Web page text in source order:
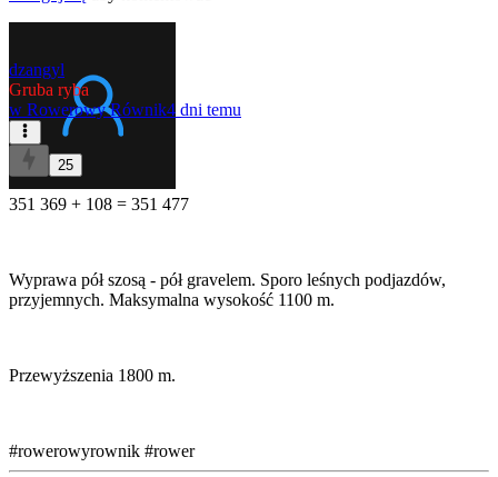
dzangyl
Gruba ryba
w Rowerowy Równik4 dni temu
25
351 369 + 108 = 351 477
Wyprawa pół szosą - pół gravelem. Sporo leśnych podjazdów,
przyjemnych. Maksymalna wysokość 1100 m.
Przewyższenia 1800 m.
#rowerowyrownik #rower